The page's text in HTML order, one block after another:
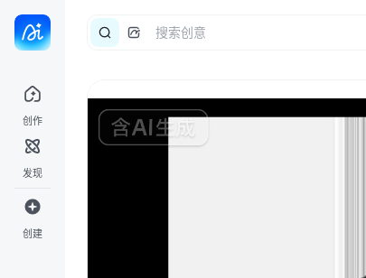
创作
发现
创建